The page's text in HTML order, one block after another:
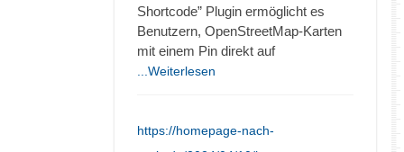
Shortcode” Plugin ermöglicht es
Benutzern, OpenStreetMap-Karten
mit einem Pin direkt auf
...Weiterlesen
https://homepage-nach-